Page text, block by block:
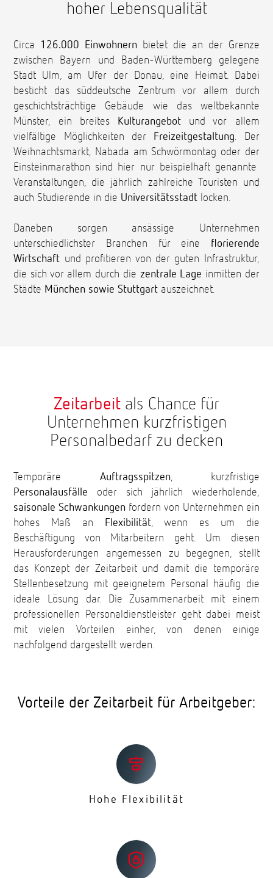
hoher Lebensqualität
Circa 126.000 Einwohnern bietet die an der Grenze
zwischen Bayern und Baden-Württemberg gelegene
Stadt Ulm, am Ufer der Donau, eine Heimat. Dabei
besticht das süddeutsche Zentrum vor allem durch
geschichtsträchtige Gebäude wie das weltbekannte
Münster, ein breites Kulturangebot und vor allem
vielfältige Möglichkeiten der Freizeitgestaltung. Der
Weihnachtsmarkt, Nabada am Schwörmontag oder der
Einsteinmarathon sind hier nur beispielhaft genannte
Veranstaltungen, die jährlich zahlreiche Touristen und
auch Studierende in die Universitätsstadt locken.
Daneben sorgen ansässige Unternehmen
unterschiedlichster Branchen für eine florierende
Wirtschaft und profitieren von der guten Infrastruktur,
die sich vor allem durch die zentrale Lage inmitten der
Städte München sowie Stuttgart auszeichnet.
Zeitarbeit als Chance für
Unternehmen kurzfristigen
Personalbedarf zu decken
Temporäre Auftragsspitzen, kurzfristige
Personalausfälle oder sich jährlich wiederholende,
saisonale Schwankungen fordern von Unternehmen ein
hohes Maß an Flexibilität, wenn es um die
Beschäftigung von Mitarbeitern geht. Um diesen
Herausforderungen angemessen zu begegnen, stellt
das Konzept der Zeitarbeit und damit die temporäre
Stellenbesetzung mit geeignetem Personal häufig die
ideale Lösung dar. Die Zusammenarbeit mit einem
professionellen Personaldienstleister geht dabei meist
mit vielen Vorteilen einher, von denen einige
nachfolgend dargestellt werden.
Vorteile der Zeitarbeit für Arbeitgeber:
Hohe Flexibilität